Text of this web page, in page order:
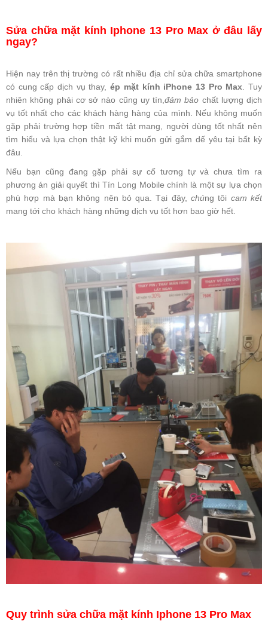
Sửa chữa mặt kính Iphone 13 Pro Max ở đâu lấy
ngay?
Hiện nay trên thị trường có rất nhiều địa chỉ sửa chữa smartphone
có cung cấp dịch vụ thay,ép mặt kính iPhone 13 Pro Max . Tuy
nhiên không phải cơ sở nào cũng uy tín, đảm bảo chất lượng dịch
vụ tốt nhất cho các khách hàng hàng của mình. Nếu không muốn
gặp phải trường hợp tiền mất tật mang, người dùng tốt nhất nên
tìm hiểu và lựa chọn thật kỹ khi muốn gửi gắm dế yêu tại bất kỳ
đâu.
Nếu bạn cũng đang gặp phải sự cố tương tự và chưa tìm ra
phương án giải quyết thì Tín Long Mobile chính là một sự lựa chọn
phù hợp mà bạn không nên bỏ qua. Tại đây,chúng tôi cam kết
mang tới cho khách hàng những dịch vụ tốt hơn bao giờ hết.
Quy trình sửa chữa mặt kính Iphone 13 Pro Max